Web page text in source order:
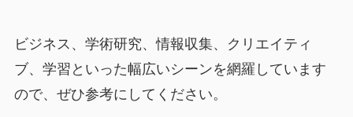
ビジネス、学術研究、情報収集、クリエイティ
ブ、学習といった幅広いシーンを網羅しています
ので、ぜひ参考にしてください。